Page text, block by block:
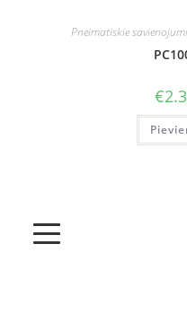
Pneimatiskie savienojumi
€